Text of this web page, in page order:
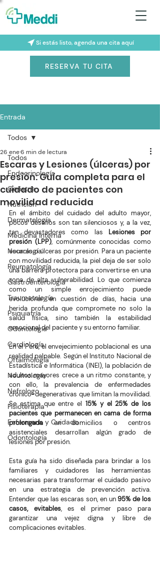
Si estás listo, agenda una cita aquí
RESERVA TU CITA
Entrada
Todos
Endocrinología
Geriatría
Nutrición
Dermatología
Medicina Interna
Neurología
Reumatología
Gastroenterología
Traumatología
Psiquiatría
Odontología
Cardiología
Oftalmología
Neumología
Nefrologo
Fisioterapia
Enfermería y Cuidado
Odontología
Todos
Escaras y Lesiones (úlceras) por
presión: Guía completa para el
cuidado de pacientes con
movilidad reducida
26 ene6 min de lectura
En el ámbito del cuidado del adulto mayor,
pocos desafíos son tan silenciosos y, a la vez,
tan devastadores como las Lesiones por
presión (LPP), comúnmente conocidas como
escaras o úlceras por presión. Para un paciente
con movilidad reducida, la piel deja de ser solo
una barrera protectora para convertirse en una
zona de alta vulnerabilidad. Lo que comienza
como un simple enrojecimiento puede
evolucionar, en cuestión de días, hacia una
herida profunda que compromete no solo la
salud física, sino también la estabilidad
emocional del paciente y su entorno familiar.
En el Perú, el envejecimiento poblacional es una
realidad palpable. Según el Instituto Nacional de
Estadística e Informática (INEI), la población de
adultos mayores crece a un ritmo constante, y
con ello, la prevalencia de enfermedades
crónico-degenerativas que limitan la movilidad.
Se estima que entre el 15% y el 25% de los
pacientes que permanecen en cama de forma
prolongada en domicilios o centros
asistenciales desarrollan algún grado de
lesiones por presión.
Esta guía ha sido diseñada para brindar a los
familiares y cuidadores las herramientas
necesarias para transformar el cuidado pasivo
en una estrategia de prevención activa.
Entender que las escaras son, en un 95% de los
casos, evitables, es el primer paso para
garantizar una vejez digna y libre de
complicaciones evitables.